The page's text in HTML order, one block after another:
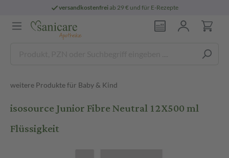
versandkostenfreiab 29 € und für E-Rezepte
weitere Produkte für Baby & Kind
isosource Junior Fibre Neutral 12X500 ml
Flüssigkeit